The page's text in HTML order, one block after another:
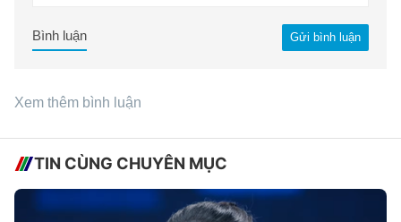
Gửi bình luận
Bình luận
Xem thêm bình luận
TIN CÙNG CHUYÊN MỤC